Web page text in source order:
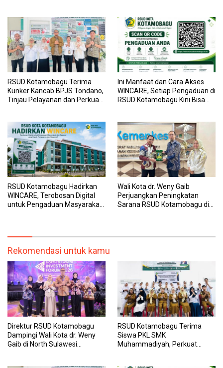
RSUD Kotamobagu Terima
Kunker Kancab BPJS Tondano,
Tinjau Pelayanan dan Perkuat
Ini Manfaat dan Cara Akses
WINCARE, Setiap Pengaduan di
RSUD Kotamobagu Kini Bisa
RSUD Kotamobagu Hadirkan
WINCARE, Terobosan Digital
untuk Pengaduan Masyarakat
Wali Kota dr. Weny Gaib
Perjuangkan Peningkatan
Sarana RSUD Kotamobagu di
Rekomendasi untuk kamu
Direktur RSUD Kotamobagu
Dampingi Wali Kota dr. Weny
Gaib di North Sulawesi
RSUD Kotamobagu Terima
Siswa PKL SMK
Muhammadiyah, Perkuat